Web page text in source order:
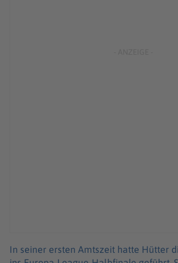
In seiner ersten Amtszeit hatte Hütter